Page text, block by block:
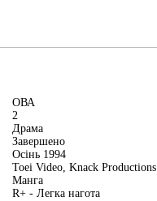
ОВА
2
Драма
Завершено
Осінь 1994
Toei Video, Knack Productions
Манга
R+ - Легка нагота